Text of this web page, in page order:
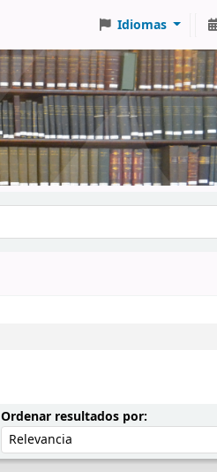
Idiomas
Ordenar resultados por:Ordenar por: